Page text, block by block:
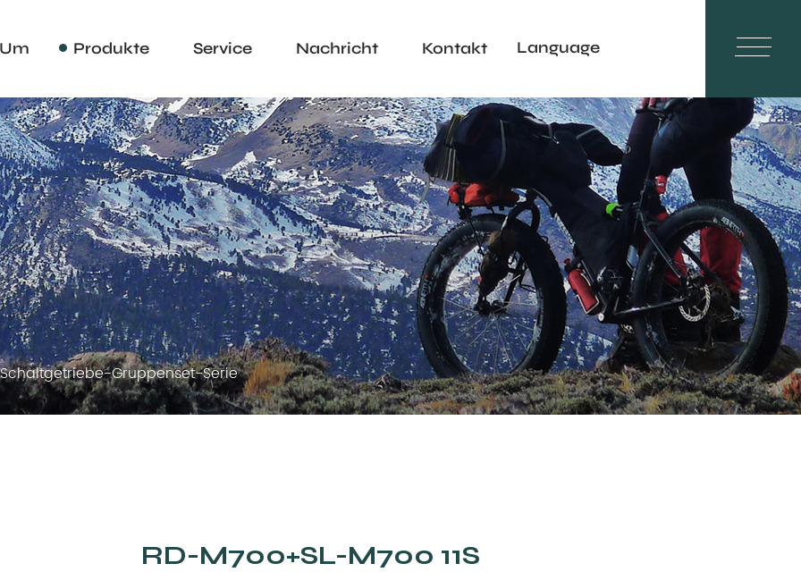
Um Produkte Service Nachricht Kontakt Language
Schaltgetriebe-Gruppenset-Serie
RD-M700+SL-M700 11S